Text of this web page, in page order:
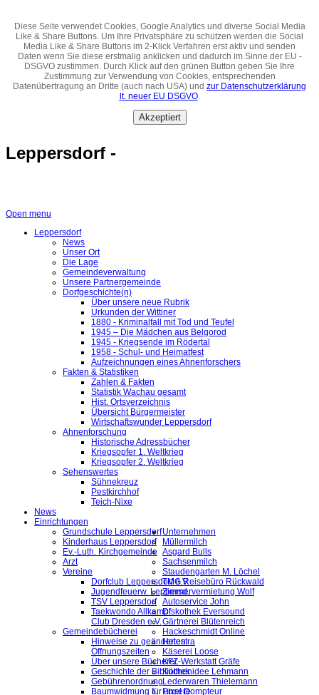
Diese Seite verwendet Cookies, Google Analytics und diverse Social Media
Like & Share Buttons. Um Ihre Privatsphäre zu schützen werden die Social
Media Like & Share Buttons im 2-Klick Verfahren erst aktiv und senden
Daten wenn Sie diese erstmalig anklicken und dadurch im Sinne der EU -
DSGVO zustimmen. Durch Klick auf den grünen Button geben Sie Ihre
Zustimmung zur Verwendung von Cookies, entsprechenden
Datenübertragung an Dritte (auch nach USA) und zur Datenschutzerklärung
lt. neuer EU DSGVO.
Akzeptiert
Leppersdorf -
Open menu
Leppersdorf
News
Unser Ort
Die Lage
Gemeindeverwaltung
Unsere Partnergemeinde
Dorfgeschichte(n)
Über unsere neue Rubrik
Urkunden der Wittiner
1880 - Kriminalfall mit Tod und Teufel
1945 – Die Mädchen aus Belgorod
1945 - Kriegsende im Rödertal
1958 - Schul- und Heimatfest
Aufzeichnungen eines Ahnenforschers
Fakten & Statistiken
Zahlen & Fakten
Statistik Wachau gesamt
Hist. Ortsverzeichnis
Übersicht Bürgermeister
Wirtschaftswunder Leppersdorf
Ahnenforschung
Historische Adressbücher
Kriegsopfer 1. Weltkrieg
Kriegsopfer 2. Weltkrieg
Sehenswertes
Sühnekreuz
Pestkirchhof
Teich-Nixe
News
Einrichtungen
Grundschule Leppersdorf
Kinderhaus Leppersdorf
Ev.-Luth. Kirchgemeinde
Arzt
Vereine
Dorfclub Leppersdorf e.V.
Jugendfeuerw. Leppersd.
TSV Leppersdorf
Taekwondo Allkampf
Club Dresden e.V.
Gemeindebücherei
Hinweise zu geänderten
Öffnungszeiten
Über unsere Bücherei
Geschichte der Bibliothek
Gebührenordnung
Baumwidmung für unsere
Unternehmen
Müllermilch
Asgard Bulls
Sachsenmilch
Staudengarten M. Löchel
TMG Reisebüro Rückwald
Zimmervermietung Wolf
Autoservice John
Diskothek Eversound
Gärtnerei Blütenreich
Hackeschmidt Online
Helestra
Käserei Loose
KFZ-Werkstatt Gräfe
Küchenidee Lehmann
Lederwaren Thielemann
Pixel Dompteur